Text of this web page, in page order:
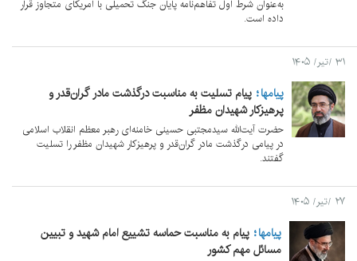
به‌عنوان شرط اول تفاهم‌نامه پایان جنگ تحمیلی با امریکای متجاوز قرار
داده است.
۳۱ /تیر/ ۱۴۰۵
پيامها پیام تسلیت به مناسبت درگذشت مادر گران‌قدر و
پرهیزکار شهیدان مظفر
حضرت آیت‌الله سیدمجتبی حسینی خامنه‌ای رهبر معظم انقلاب اسلامی
در پیامی درگذشت مادر گران‌قدر و پرهیزکار شهیدان مظفر را تسلیت
گفتند.
۲۷ /تیر/ ۱۴۰۵
پيامها پیام به مناسبت حماسه تشییع امام شهید و تبیین
مسائل مهم کشور